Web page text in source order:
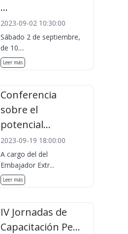
...
2023-09-02 10:30:00
Sábado 2 de septiembre,
de 10....
Leer más
Conferencia
sobre el
potencial...
2023-09-19 18:00:00
A cargo del del
Embajador Extr...
Leer más
IV Jornadas de
Capacitación Pe...